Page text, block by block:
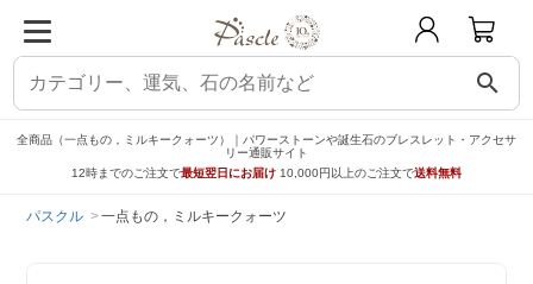
search
全商品（一点もの，ミルキークォーツ）｜パワーストーンや誕生石のブレスレット・アクセサ
リー通販サイト
12時までのご注文で最短翌日にお届け 10,000円以上のご注文で送料無料
パスクル 一点もの，ミルキークォーツ